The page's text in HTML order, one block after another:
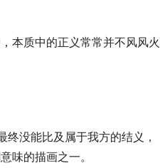
本质中的正义常常并不风风火
终没能比及属于我方的结义，
味的描画之一。